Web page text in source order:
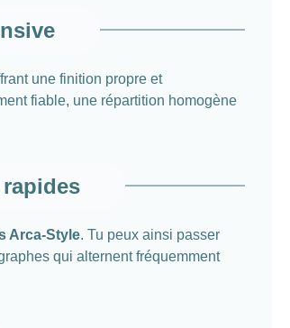
une finition propre et
fiable, une répartition homogène
Arca-Style. Tu peux ainsi passer
qui alternent fréquemment